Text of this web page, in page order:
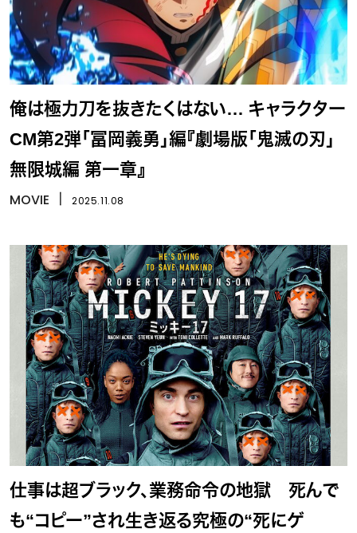
俺は極力刀を抜きたくはない… キャラクター
CM第2弾「冨岡義勇」編『劇場版「鬼滅の刃」
無限城編 第一章』
MOVIE 2025.11.08
仕事は超ブラック、業務命令の地獄 死んで
も“コピー”され生き返る究極の“死にゲ